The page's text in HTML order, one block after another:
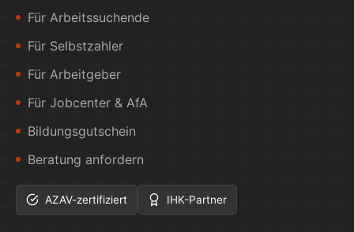
Für Arbeitssuchende
Für Selbstzahler
Für Arbeitgeber
Für Jobcenter & AfA
Bildungsgutschein
Beratung anfordern
AZAV-zertifiziert IHK-Partner